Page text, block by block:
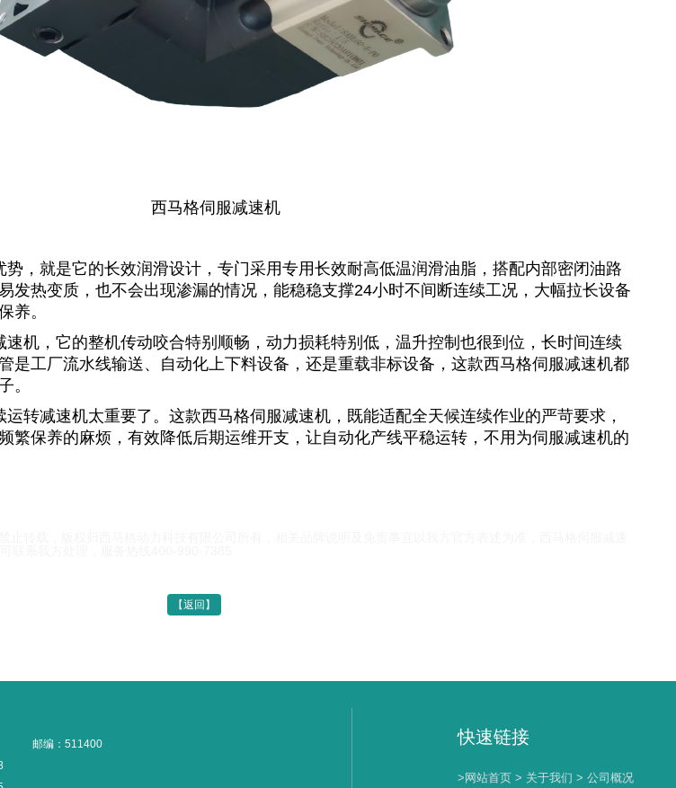
西马格伺服减速机
势，就是它的长效润滑设计，专门采用专用长效耐高低温润滑油脂，搭配内部密闭油路
发热变质，也不会出现渗漏的情况，能稳稳支撑24小时不间断连续工况，大幅拉长设备
养。
机，它的整机传动咬合特别顺畅，动力损耗特别低，温升控制也很到位，长时间连续
是工厂流水线输送、自动化上下料设备，还是重载非标设备，这款西马格伺服减速机都
。
转减速机太重要了。这款西马格伺服减速机 ，既能适配全天候连续作业的严苛要求，
繁保养的麻烦，有效降低后期运维开支，让自动化产线平稳运转，不用为伺服减速机的
【返回】
邮编：511400
快速链接
>网站首页 > 关于我们 > 公司概况